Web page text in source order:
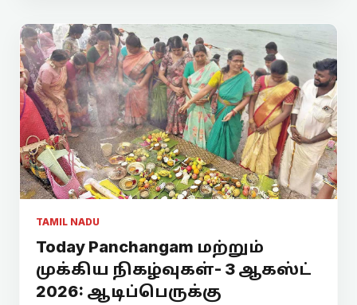
TAMIL NADU
Today Panchangam மற்றும்
முக்கிய நிகழ்வுகள்- 3 ஆகஸ்ட்
2026: ஆடிப்பெருக்கு